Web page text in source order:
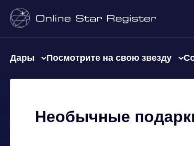
Дары Посмотрите на свою звезду
Необычные